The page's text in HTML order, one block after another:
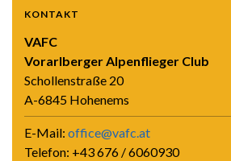
KONTAKT
VAFC
Vorarlberger Alpenflieger Club
Schollenstraße 20
A-6845 Hohenems
E-Mail: office@vafc.at
Telefon: +43 676 / 6060930